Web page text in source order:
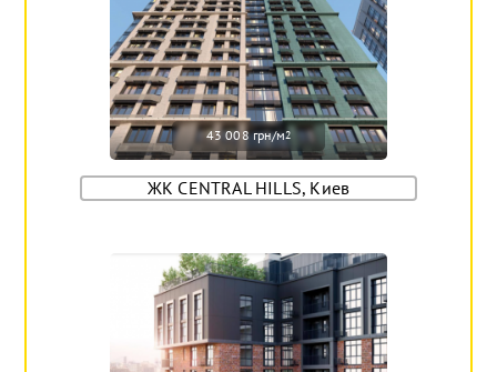
43 008 грн/м2
ЖК CENTRAL HILLS, Киев